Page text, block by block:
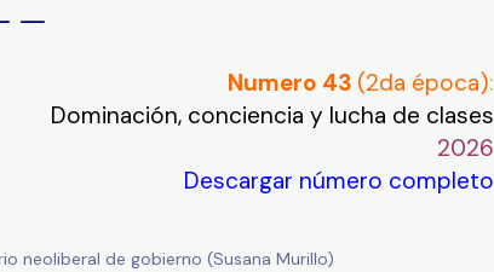
—
Numero 43 (2da época):
Dominación, conciencia y lucha de clases
2026
Descargar número completo
neoliberal de gobierno (Susana Murillo)